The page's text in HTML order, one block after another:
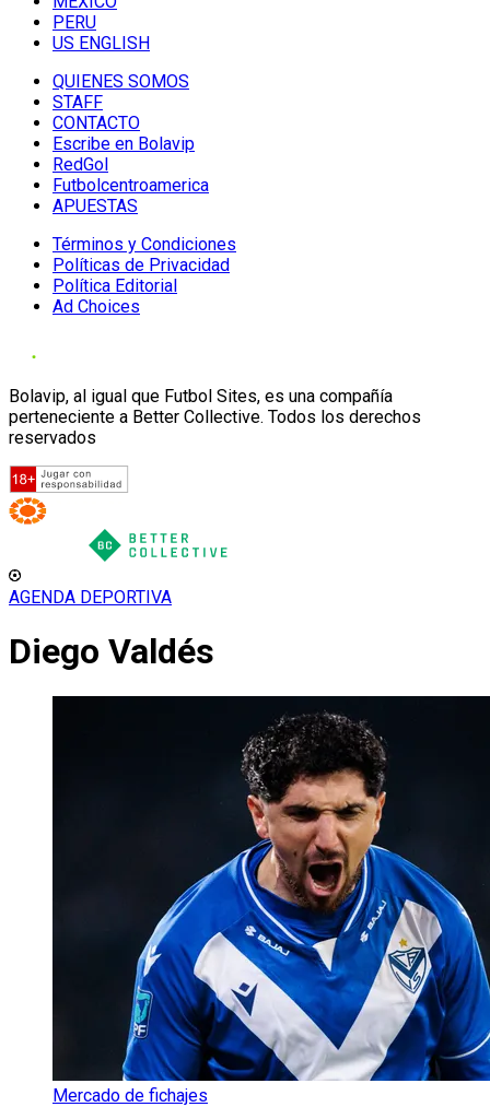
PERU
US ENGLISH
QUIENES SOMOS
STAFF
CONTACTO
Escribe en Bolavip
RedGol
Futbolcentroamerica
APUESTAS
Términos y Condiciones
Políticas de Privacidad
Política Editorial
Ad Choices
Bolavip, al igual que Futbol Sites, es una compañía
perteneciente a Better Collective. Todos los derechos
reservados
AGENDA DEPORTIVA
Diego Valdés
Mercado de fichajes